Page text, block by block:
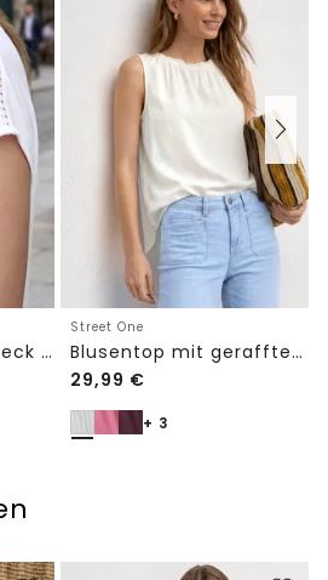
Blusenshirt mit V-Neck und Spitze
Street One
Blusentop mit gerafftem Rundhals
29,99 €
+ 3